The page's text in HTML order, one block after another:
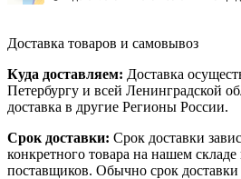
Доставка товаров и самовывоз
Куда доставляем: Доставка
Петербургу и всей Ленинградской
доставка в другие Регионы России.
Срок доставки: Срок доставки
конкретного товара на нашем складе
поставщиков. Обычно срок